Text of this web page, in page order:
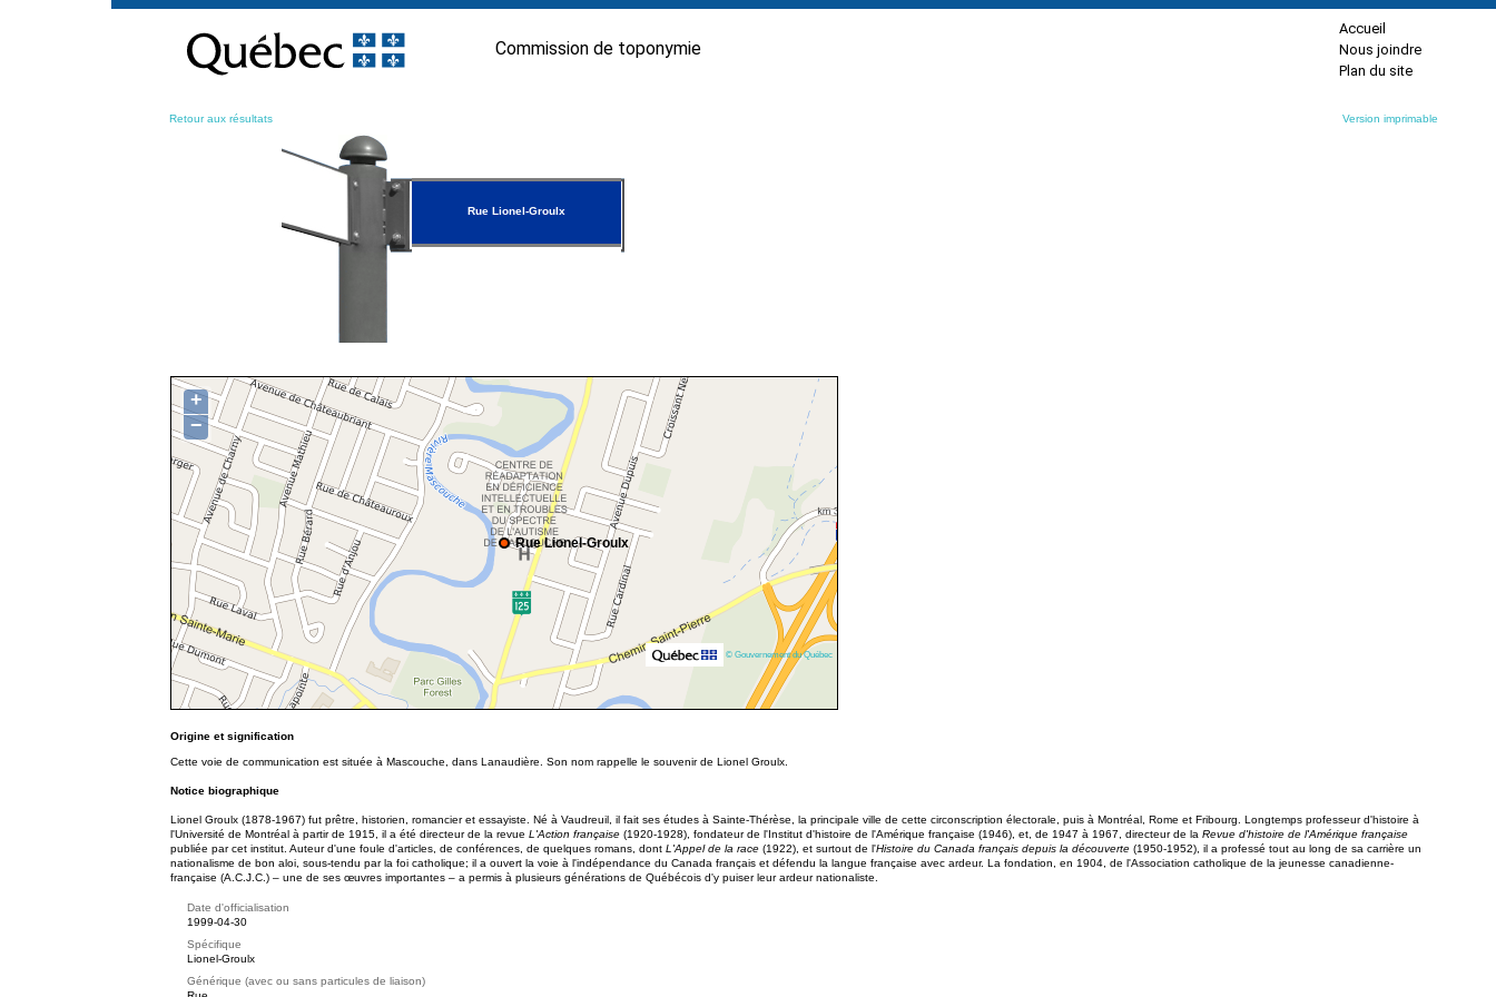
contenu
Commission de toponymie
Accueil
Nous joindre
Plan du site
Retour aux résultats Version imprimable
Rue Lionel-Groulx
Rue Lionel-Groulx
+
−
© Gouvernement du Québec
Origine et signification
Cette voie de communication est située à Mascouche, dans Lanaudière. Son nom rappelle le souvenir de Lionel Groulx.
Notice biographique
Lionel Groulx (1878-1967) fut prêtre, historien, romancier et essayiste. Né à Vaudreuil, il fait ses études à Sainte-Thérèse, la principale ville de cette circonscription électorale, puis à Montréal, Rome et Fribourg. Longtemps professeur d'histoire à
l'Université de Montréal à partir de 1915, il a été directeur de la revue L'Action française (1920-1928), fondateur de l'Institut d'histoire de l'Amérique française (1946), et, de 1947 à 1967, directeur de la Revue d'histoire de l'Amérique française
publiée par cet institut. Auteur d'une foule d'articles, de conférences, de quelques romans, dont L'Appel de la race (1922), et surtout de l'Histoire du Canada français depuis la découverte (1950-1952), il a professé tout au long de sa carrière un
nationalisme de bon aloi, sous-tendu par la foi catholique; il a ouvert la voie à l'indépendance du Canada français et défendu la langue française avec ardeur. La fondation, en 1904, de l'Association catholique de la jeunesse canadienne-
française (A.C.J.C.) – une de ses œuvres importantes – a permis à plusieurs générations de Québécois d'y puiser leur ardeur nationaliste.
Date d'officialisation
1999-04-30
Spécifique
Lionel-Groulx
Générique (avec ou sans particules de liaison)